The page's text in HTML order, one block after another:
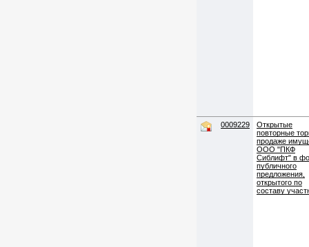
0009229
Открытые
повторные
продаже
ООО "ПКФ
Сиблифт" в
публичного
предложения,
открытого по
составу